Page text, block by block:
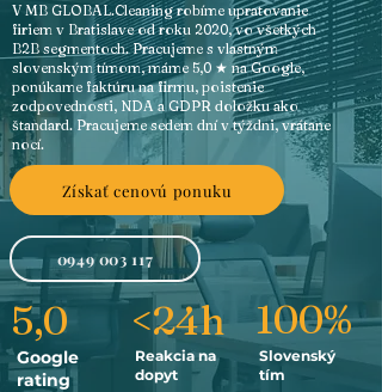
V MB GLOBAL.Cleaning robíme upratovanie
firiem v Bratislave od roku 2020, vo všetkých
B2B segmentoch. Pracujeme s vlastným
slovenským tímom, máme 5,0 ★ na Google,
ponúkame faktúru na firmu, poistenie
zodpovednosti, NDA a GDPR doložku ako
štandard. Pracujeme sedem dní v týždni, vrátane
nocí.
Získať cenovú ponuku
0949 003 117
5,0
Google
rating
<24h
Reakcia na
dopyt
100%
Slovenský
tím